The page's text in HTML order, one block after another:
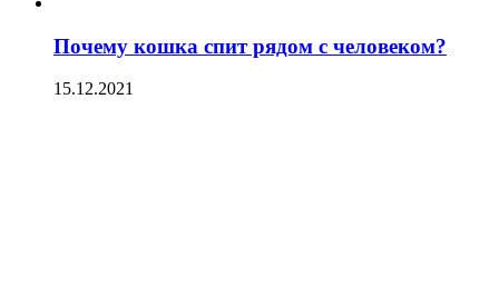
Почему кошка спит рядом с человеком?
15.12.2021